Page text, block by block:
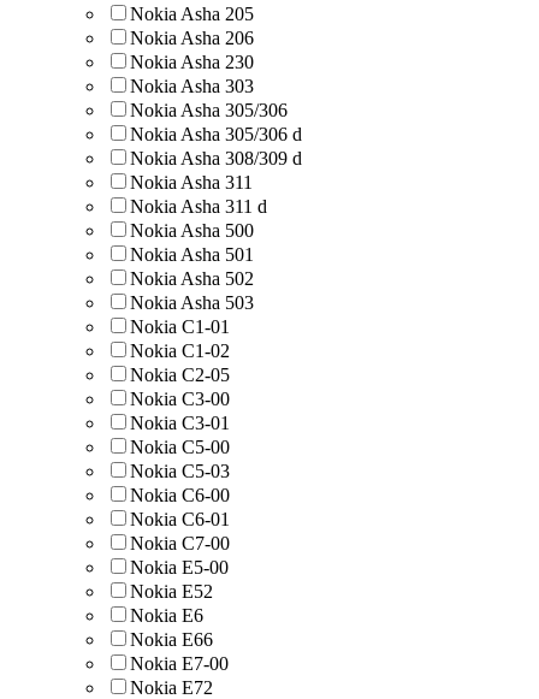
Nokia Asha 205
Nokia Asha 206
Nokia Asha 230
Nokia Asha 303
Nokia Asha 305/306
Nokia Asha 305/306 d
Nokia Asha 308/309 d
Nokia Asha 311
Nokia Asha 311 d
Nokia Asha 500
Nokia Asha 501
Nokia Asha 502
Nokia Asha 503
Nokia C1-01
Nokia C1-02
Nokia C2-05
Nokia C3-00
Nokia C3-01
Nokia C5-00
Nokia C5-03
Nokia C6-00
Nokia C6-01
Nokia C7-00
Nokia E5-00
Nokia E52
Nokia E6
Nokia E66
Nokia E7-00
Nokia E72